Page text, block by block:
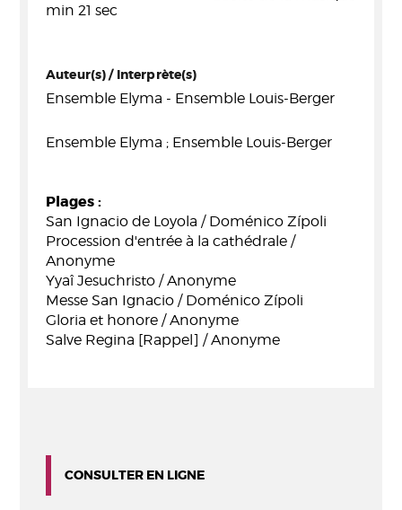
min 21 sec
Auteur(s) / Interprète(s)
Ensemble Elyma - Ensemble Louis-Berger
Ensemble Elyma ; Ensemble Louis-Berger
Plages :
San Ignacio de Loyola / Doménico Zípoli
Procession d'entrée à la cathédrale /
Anonyme
Yyaî Jesuchristo / Anonyme
Messe San Ignacio / Doménico Zípoli
Gloria et honore / Anonyme
Salve Regina [Rappel] / Anonyme
CONSULTER EN LIGNE